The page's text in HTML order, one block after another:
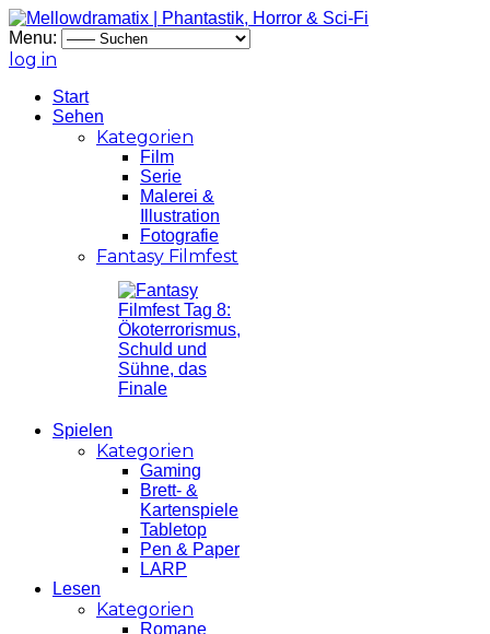
Menu:
log in
Start
Sehen
Kategorien
Film
Serie
Malerei &
Illustration
Fotografie
Fantasy Filmfest
Spielen
Kategorien
Gaming
Brett- &
Kartenspiele
Tabletop
Pen & Paper
LARP
Lesen
Kategorien
Romane